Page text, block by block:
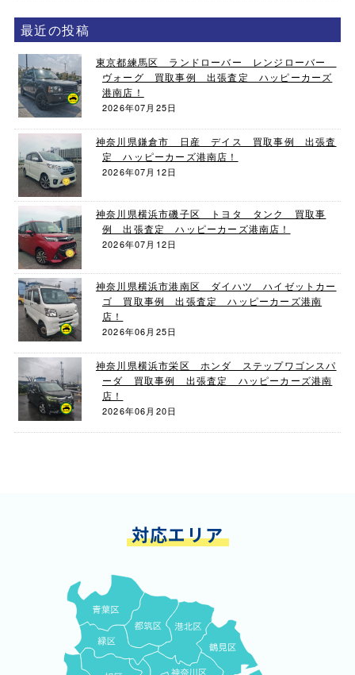
最近の投稿
東京都練馬区 ランドローバー レンジローバー
ヴォーグ 買取事例 出張査定 ハッピーカーズ
港南店！
2026年07月25日
神奈川県鎌倉市 日産 デイス 買取事例 出張査
定 ハッピーカーズ港南店！
2026年07月12日
神奈川県横浜市磯子区 トヨタ タンク 買取事
例 出張査定 ハッピーカーズ港南店！
2026年07月12日
神奈川県横浜市港南区 ダイハツ ハイゼットカー
ゴ 買取事例 出張査定 ハッピーカーズ港南
店！
2026年06月25日
神奈川県横浜市栄区 ホンダ ステップワゴンスパ
ーダ 買取事例 出張査定 ハッピーカーズ港南
店！
2026年06月20日
対応エリア